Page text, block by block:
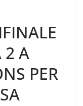
2 A
PER